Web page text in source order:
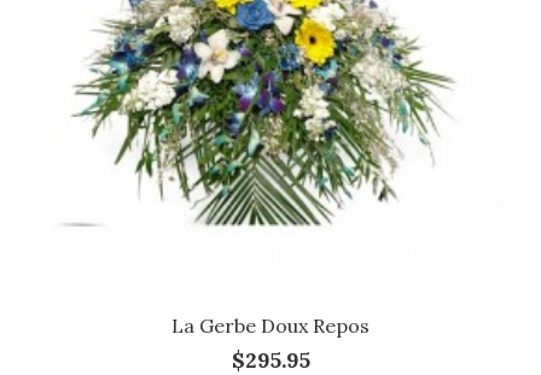
La Gerbe Doux Repos
$295.95